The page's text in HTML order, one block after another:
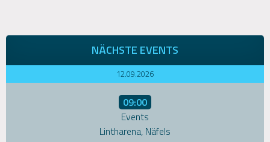
NÄCHSTE EVENTS
12.09.2026
09:00
Events
Lintharena, Näfels